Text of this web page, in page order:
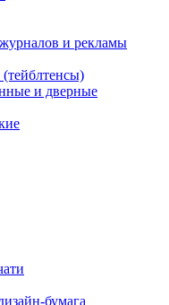
и рекламы
и дверные
бумага